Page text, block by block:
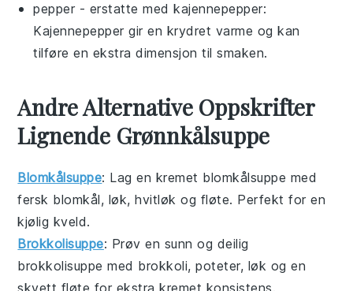
pepper - erstatte medkajennepepper:
Kajennepepper gir en krydret varme og kan
tilføre en ekstra dimensjon til smaken.
Andre Alternative Oppskrifter
Lignende Grønnkålsuppe
Blomkålsuppe: Lag en kremet blomkålsuppe med
fersk blomkål, løk, hvitløk og fløte. Perfekt for en
kjølig kveld.
Brokkolisuppe: Prøv en sunn og deilig
brokkolisuppe med brokkoli, poteter, løk og en
skvett fløte for ekstra kremet konsistens.